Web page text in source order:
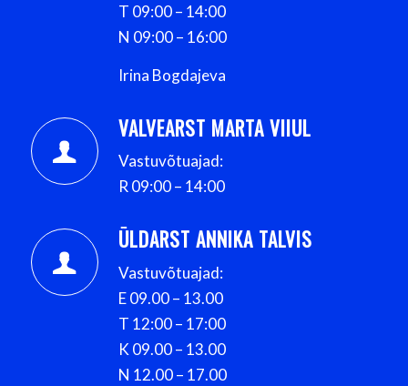
T 09:00 – 14:00
N 09:00 – 16:00
Irina Bogdajeva
VALVEARST MARTA VIIUL
Vastuvõtuajad:
R 09:00 – 14:00
ÜLDARST ANNIKA TALVIS
Vastuvõtuajad:
E 09.00 – 13.00
T 12:00 – 17:00
K 09.00 – 13.00
N 12.00 – 17.00